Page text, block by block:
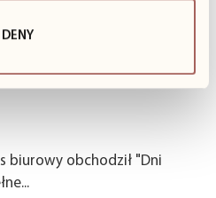
DENY
biurowy obchodził "Dni